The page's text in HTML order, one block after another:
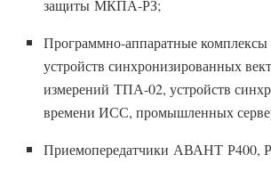
защиты МКПА-РЗ;
Программно-аппаратные
устройств синхронизированных
измерений ТПА-02, устройств
времени ИСС, промышленных
Приемопередатчики АВАНТ Р400,